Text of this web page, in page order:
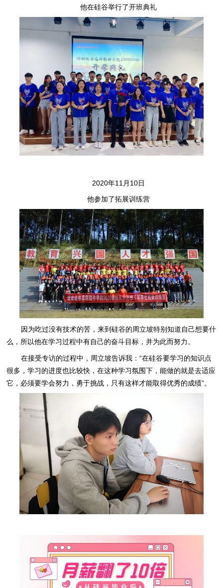
他在硅谷举行了开班典礼
2020年11月10日
他参加了拓展训练营
因为吃过没有技术的苦，来到硅谷的周立坡特别知道自己想要什
么，所以他在学习过程中有自己的奋斗目标，并为此而努力。
在接受专访的过程中，周立坡告诉我：“在硅谷要学习的知识点
很多，学习的进度也比较快，在这种学习氛围下，能做的就是去适应
它，必须要学会努力，勇于挑战，只有这样才能取得优秀的成绩”。